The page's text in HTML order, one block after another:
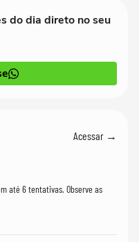
do dia direto no seu
Acessar →
até 6 tentativas. Observe as